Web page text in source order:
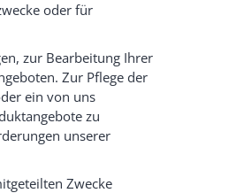
oder für
zur Bearbeitung Ihrer
Zur Pflege der
ein von uns
zu
unserer
Zwecke